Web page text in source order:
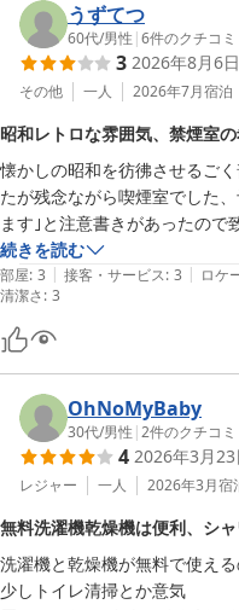
うずてつ
60代/男性 |6件のクチコミ
3 2026年8月6日
その他 一人 2026年7月宿泊
昭和レトロな雰囲気、禁煙室
懐かしの昭和を彷彿させるご
たが残念ながら喫煙室でした
ます｣と注意書きがあったので
続きを読む
部屋: 3 | 接客・サービス: 3 | ロケ
清潔さ: 3
OhNoMyBaby
30代/男性 |2件のクチコミ
4 2026年3月23
レジャー 一人 2026年3月宿
無料洗濯機乾燥機は便利、シ
洗濯機と乾燥機が無料で使え
少しトイレ清掃とか意気